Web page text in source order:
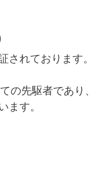
されております。
の先駆者であり、
ます。